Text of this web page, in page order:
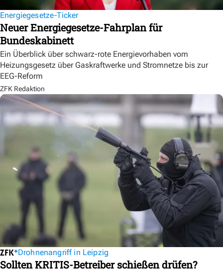
Energiegesetze-Ticker
Neuer Energiegesetze-Fahrplan für
Bundeskabinett
Ein Überblick über schwarz-rote Energievorhaben vom
Heizungsgesetz über Gaskraftwerke und Stromnetze bis zur
EEG-Reform
ZFK Redaktion
Drohnenangriff in Leipzig
Sollten KRITIS-Betreiber schießen drüfen?